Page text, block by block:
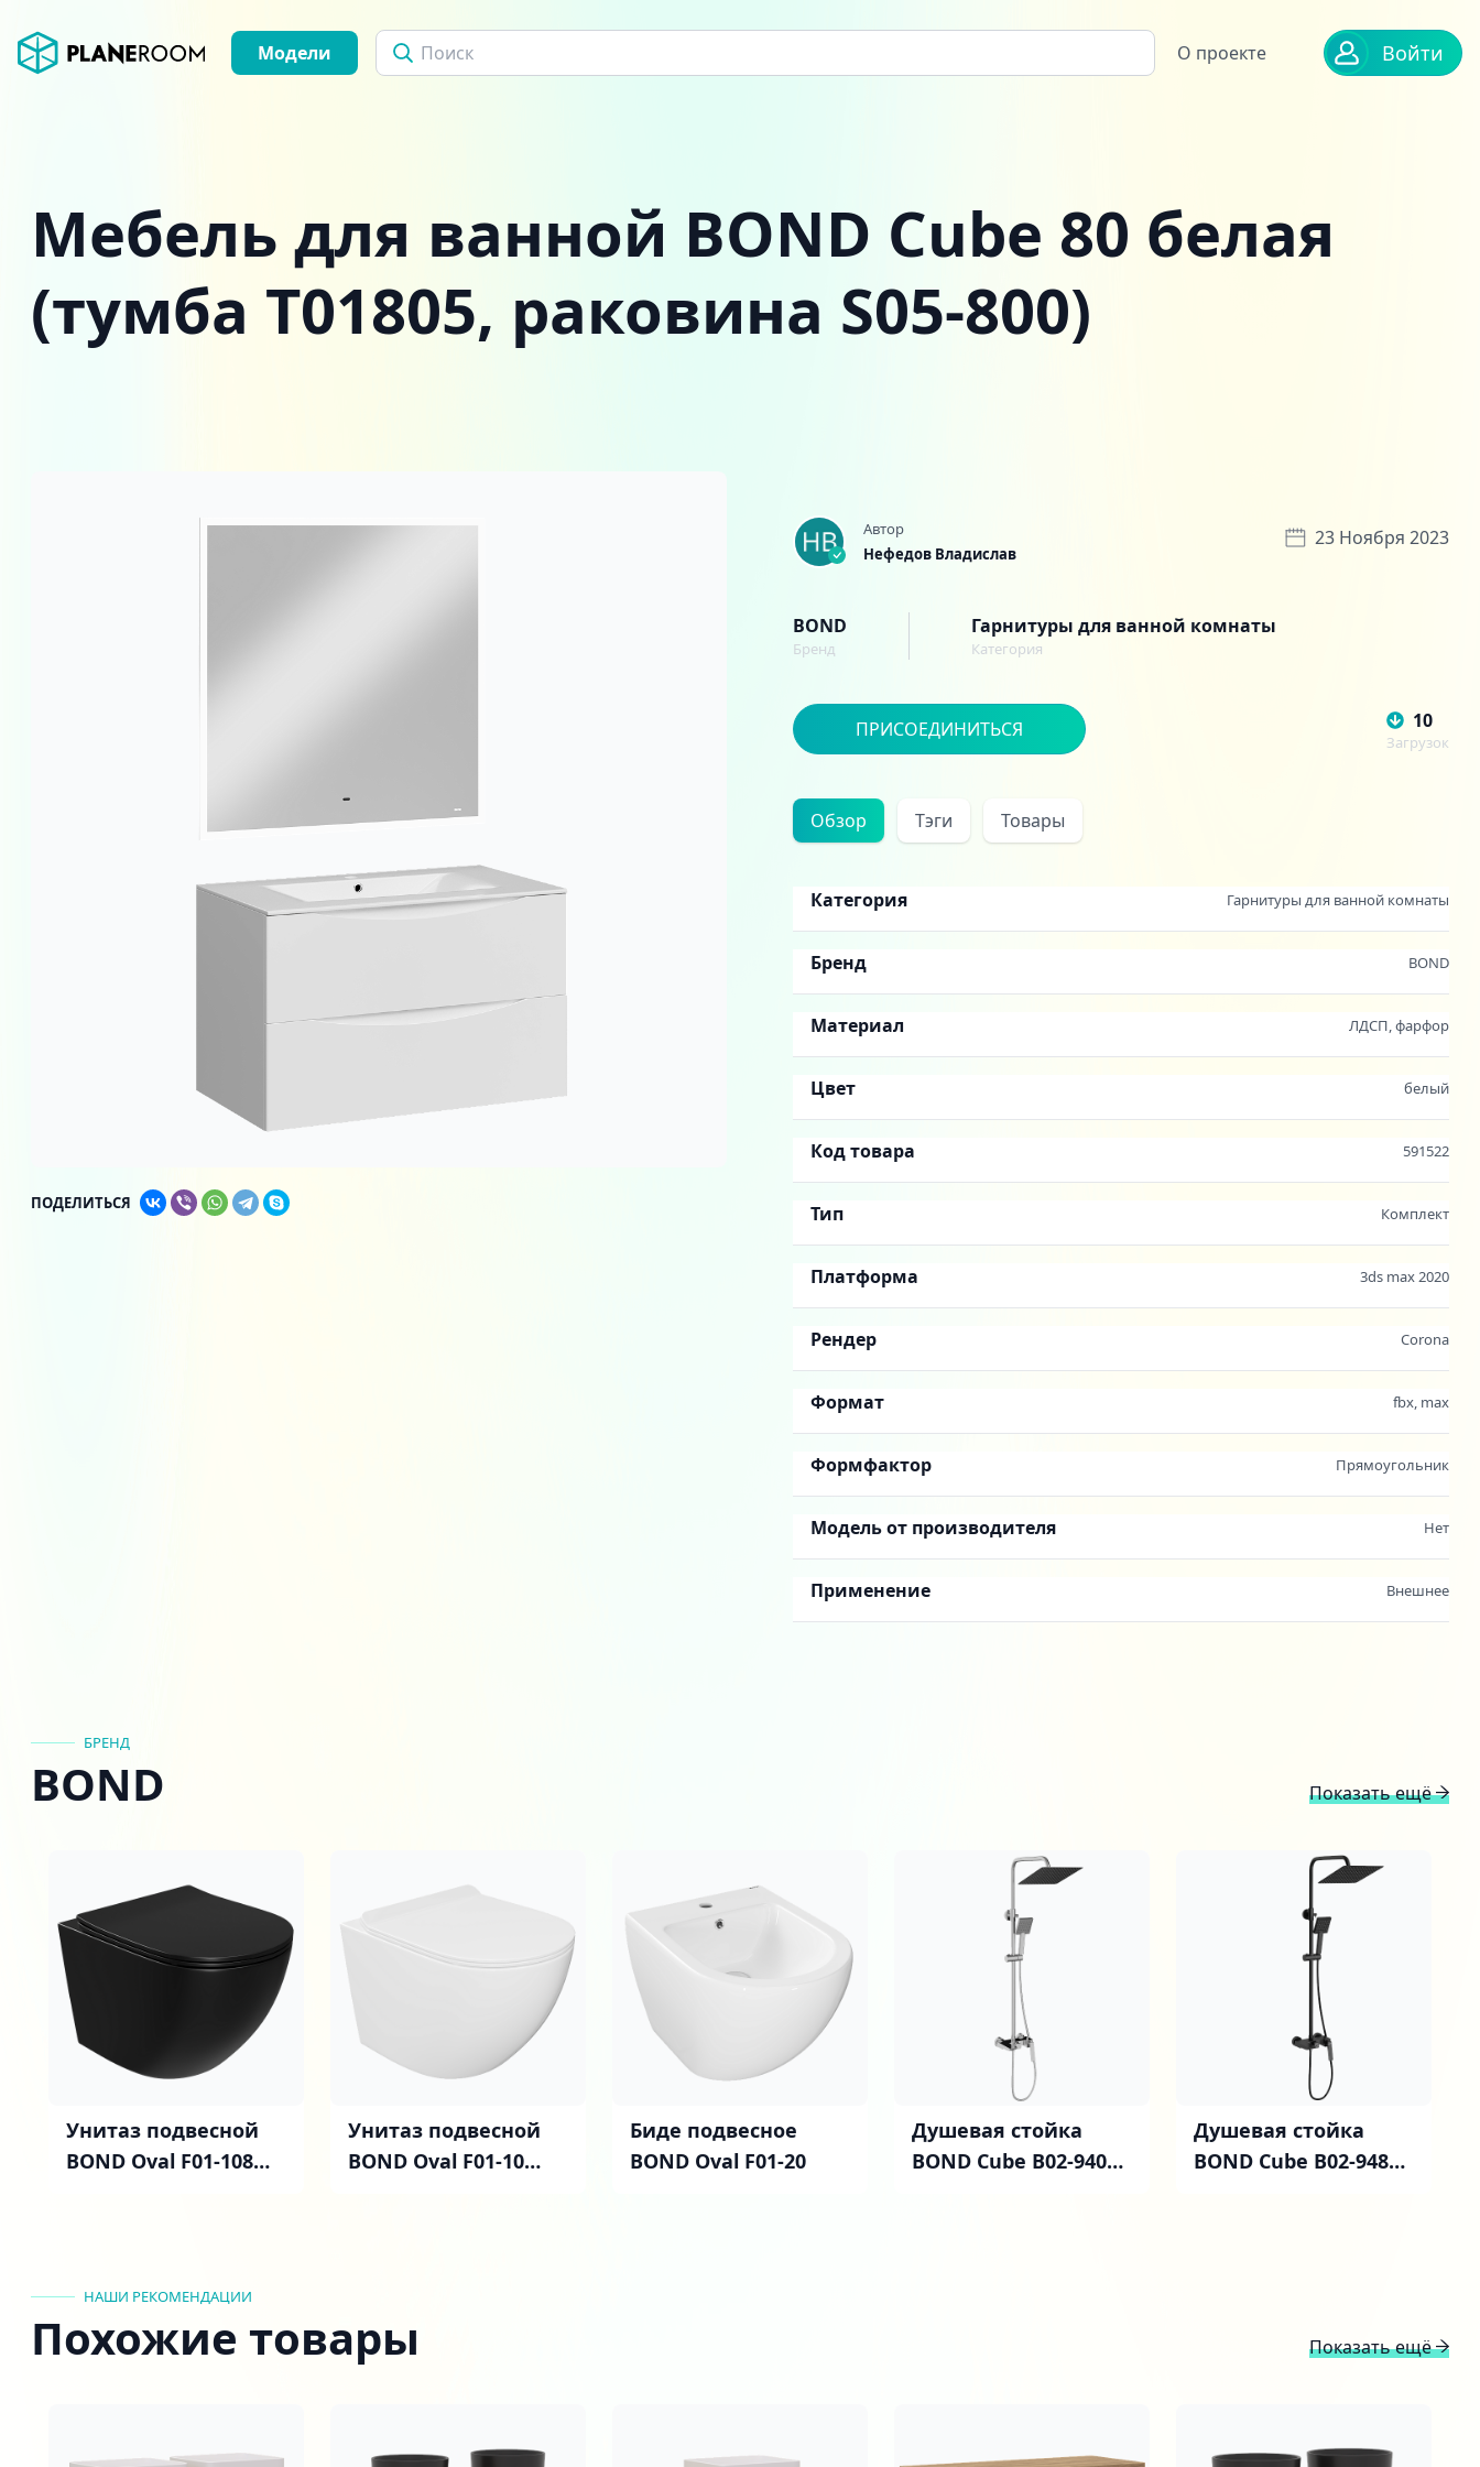
Модели О проекте Войти
Мебель для ванной BOND Cube 80 белая
(тумба T01805, раковина S05-800)
ПОДЕЛИТЬСЯ
Автор
Нефедов Владислав
23 Ноября 2023
BOND
Бренд
Гарнитуры для ванной комнаты
Категория
ПРИСОЕДИНИТЬСЯ 10
Загрузок
Обзор Тэги Товары
Категория Гарнитуры для ванной комнаты
Бренд BOND
Материал ЛДСП, фарфор
Цвет белый
Код товара 591522
Тип Комплект
Платформа 3ds max 2020
Рендер Corona
Формат fbx, max
Формфактор Прямоугольник
Модель от производителя Нет
Применение Внешнее
БРЕНД
BOND Показать ещё
Унитаз подвесной
BOND Oval F01-108
Унитаз подвесной
BOND Oval F01-10
Биде подвесное
BOND Oval F01-20
Душевая стойка
BOND Cube B02-9400
Душевая стойка
BOND Cube B02-9488
НАШИ РЕКОМЕНДАЦИИ
Похожие товары Показать ещё